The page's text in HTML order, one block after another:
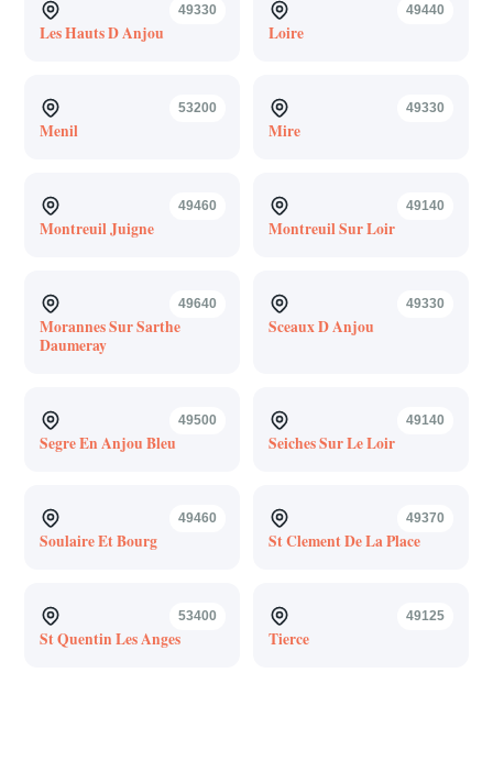
49330
Les Hauts D Anjou
49440
Loire
53200
Menil
49330
Mire
49460
Montreuil Juigne
49140
Montreuil Sur Loir
49640
Morannes Sur Sarthe
Daumeray
49330
Sceaux D Anjou
49500
Segre En Anjou Bleu
49140
Seiches Sur Le Loir
49460
Soulaire Et Bourg
49370
St Clement De La Place
53400
St Quentin Les Anges
49125
Tierce